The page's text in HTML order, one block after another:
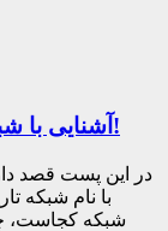
آشنایی با شبکه تاریک وب: دنیای خلافکاران اینترنتی!
در این پست قصد
با نام شبکه
شبکه کجاست،